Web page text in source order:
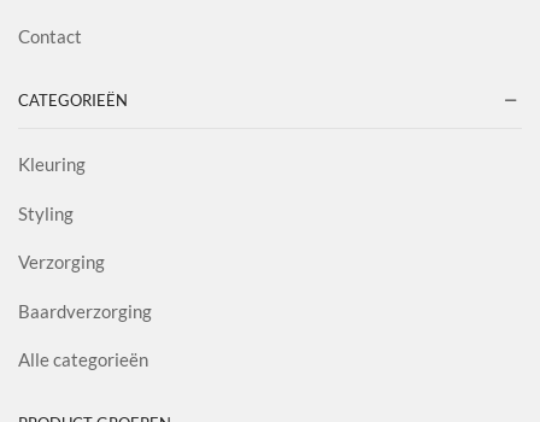
Contact
CATEGORIEËN
Kleuring
Styling
Verzorging
Baardverzorging
Alle categorieën